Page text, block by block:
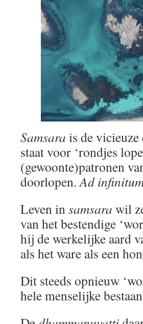
Samsara is de
staat voor ‘rondjes
(gewoonte)patronen
doorlopen. Ad
Leven in samsara wil
van het bestendige
hij de werkelijke aard
als het ware als een
Dit steeds opnieuw
hele menselijke